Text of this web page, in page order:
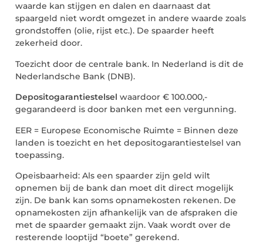
waarde kan stijgen en dalen en daarnaast dat
spaargeld niet wordt omgezet in andere waarde zoals
grondstoffen (olie, rijst etc.). De spaarder heeft
zekerheid door.
Toezicht door de centrale bank. In Nederland is dit de
Nederlandsche Bank (DNB).
Depositogarantiestelsel waardoor € 100.000,-
gegarandeerd is door banken met een vergunning.
EER = Europese Economische Ruimte = Binnen deze
landen is toezicht en het depositogarantiestelsel van
toepassing.
Opeisbaarheid: Als een spaarder zijn geld wilt
opnemen bij de bank dan moet dit direct mogelijk
zijn. De bank kan soms opnamekosten rekenen. De
opnamekosten zijn afhankelijk van de afspraken die
met de spaarder gemaakt zijn. Vaak wordt over de
resterende looptijd “boete” gerekend.